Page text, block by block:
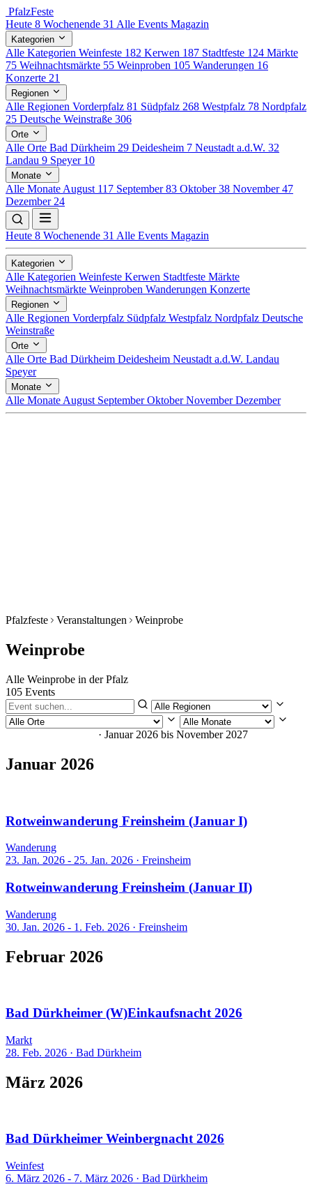
PfalzFeste
Heute 8 Wochenende 31 Alle Events Magazin
Kategorien
Alle Kategorien Weinfeste 182 Kerwen 187 Stadtfeste 124 Märkte
75 Weihnachtsmärkte 55 Weinproben 105 Wanderungen 16
Konzerte 21
Regionen
Alle Regionen Vorderpfalz 81 Südpfalz 268 Westpfalz 78 Nordpfalz
25 Deutsche Weinstraße 306
Orte
Alle Orte Bad Dürkheim 29 Deidesheim 7 Neustadt a.d.W. 32
Landau 9 Speyer 10
Monate
Alle Monate August 117 September83 Oktober38 November47
Dezember 24
Heute 8 Wochenende 31 Alle Events Magazin
Kategorien
Alle Kategorien Weinfeste Kerwen Stadtfeste Märkte
Weihnachtsmärkte Weinproben Wanderungen Konzerte
Regionen
Alle Regionen Vorderpfalz Südpfalz Westpfalz Nordpfalz Deutsche
Weinstraße
Orte
Alle Orte Bad Dürkheim Deidesheim Neustadt a.d.W. Landau
Speyer
Monate
Alle Monate August SeptemberOktoberNovemberDezember
Pfalzfeste Veranstaltungen Weinprobe
Weinprobe
Alle Weinprobe in der Pfalz
105 Events
· Januar 2026 bis November 2027
Januar 2026
Rotweinwanderung Freinsheim (Januar I)
Wanderung
23. Jan. 2026 - 25. Jan. 2026 · Freinsheim
Rotweinwanderung Freinsheim (Januar II)
Wanderung
30. Jan. 2026 - 1. Feb. 2026 · Freinsheim
Februar 2026
Bad Dürkheimer (W)Einkaufsnacht 2026
Markt
28. Feb. 2026 · Bad Dürkheim
März 2026
Bad Dürkheimer Weinbergnacht 2026
Weinfest
6. März 2026 - 7. März 2026 · Bad Dürkheim